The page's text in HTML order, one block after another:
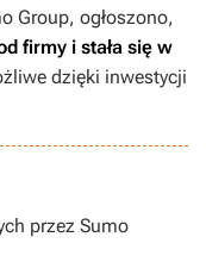
Group, ogłoszono,
firmy i stała się w
dzięki inwestycji
przez Sumo